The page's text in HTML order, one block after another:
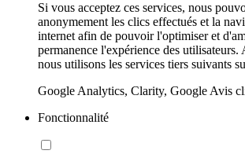
Si vous acceptez ces services, nous
anonymement les clics effectués et la
internet afin de pouvoir l'optimiser et
permanence l'expérience des utilisateurs.
nous utilisons les services tiers suivants
Google Analytics, Clarity, Google Avis
Fonctionnalité